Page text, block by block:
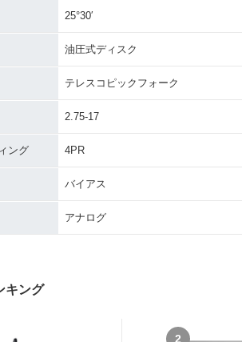
25°30′
油圧式ディスク
テレスコピックフォーク
2.75-17
ング 4PR
バイアス
アナログ
キング
2